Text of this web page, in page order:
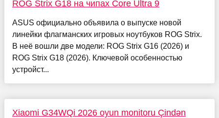
ROG Strix G18 на чипах Core Ultra 9
ASUS официально объявила о выпуске новой
линейки флагманских игровых ноутбуков ROG Strix.
В неё вошли две модели: ROG Strix G16 (2026) и
ROG Strix G18 (2026). Ключевой особенностью
устройст...
Xiaomi G34WQi 2026 oyun monitoru Çindən